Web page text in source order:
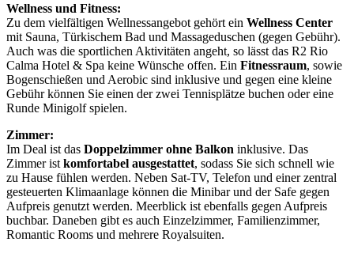
Wellness und Fitness:
Zu dem vielfältigen Wellnessangebot gehört ein Wellness Center
mit Sauna, Türkischem Bad und Massageduschen (gegen Gebühr).
Auch was die sportlichen Aktivitäten angeht, so lässt das R2 Rio
Calma Hotel & Spa keine Wünsche offen. Ein Fitnessraum, sowie
Bogenschießen und Aerobic sind inklusive und gegen eine kleine
Gebühr können Sie einen der zwei Tennisplätze buchen oder eine
Runde Minigolf spielen.
Zimmer:
Im Deal ist das Doppelzimmer ohne Balkon inklusive. Das
Zimmer ist komfortabel ausgestattet, sodass Sie sich schnell wie
zu Hause fühlen werden. Neben Sat-TV, Telefon und einer zentral
gesteuerten Klimaanlage können die Minibar und der Safe gegen
Aufpreis genutzt werden. Meerblick ist ebenfalls gegen Aufpreis
buchbar. Daneben gibt es auch Einzelzimmer, Familienzimmer,
Romantic Rooms und mehrere Royalsuiten.